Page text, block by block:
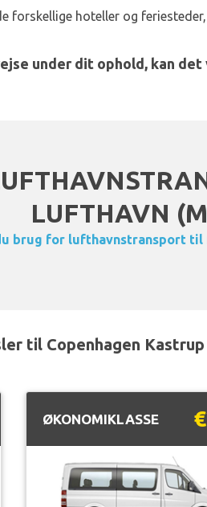
forskellige hoteller og
under dit ophold, kan
LUFTHAVN
brug for lufthavnstransport til
til Copenhagen
ØKONOMIKLASSE
group business_center